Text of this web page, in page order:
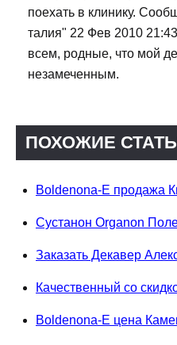
поехать в клинику.
талия" 22 Фев 2010
всем, родные, что мой
незамеченным.
ПОХОЖИЕ
Boldenona-E продажа
Сустанон Organon
Заказать Декавер
Качественный со
Boldenona-E цена